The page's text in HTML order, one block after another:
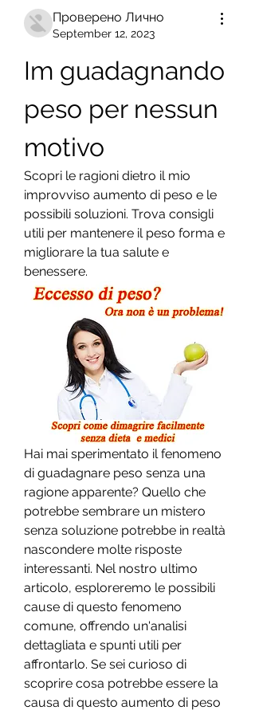
Проверено Лично
September 12, 2023
Im guadagnando
peso per nessun
motivo
Scopri le ragioni dietro il mio
improvviso aumento di peso e le
possibili soluzioni. Trova consigli
utili per mantenere il peso forma e
migliorare la tua salute e
benessere.
Hai mai sperimentato il fenomeno
di guadagnare peso senza una
ragione apparente? Quello che
potrebbe sembrare un mistero
senza soluzione potrebbe in realtà
nascondere molte risposte
interessanti. Nel nostro ultimo
articolo, esploreremo le possibili
cause di questo fenomeno
comune, offrendo un'analisi
dettagliata e spunti utili per
affrontarlo. Se sei curioso di
scoprire cosa potrebbe essere la
causa di questo aumento di peso